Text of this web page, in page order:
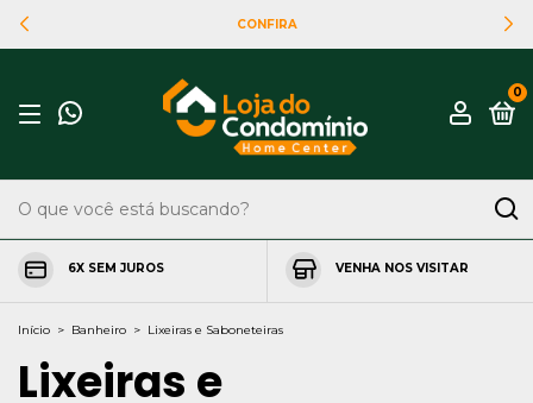
CONFIRA
0
6X SEM JUROS VENHA NOS VISITAR
Início > Banheiro > Lixeiras e Saboneteiras
Lixeiras e